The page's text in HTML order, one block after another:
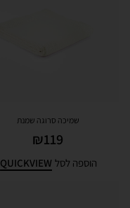
שמיכה סרוגה שמנת
₪119
הוספה לסל QUICKVIEW